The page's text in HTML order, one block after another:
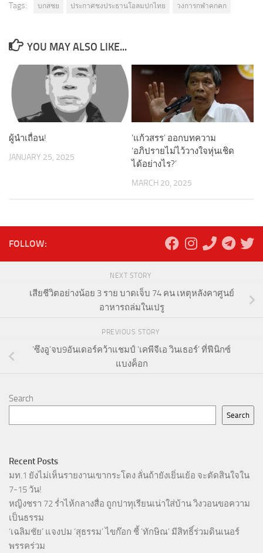
Tags: บกสชย ประกาศชงประธานโอลมปกไทย วงการกฬาคกคก
YOU MAY ALSO LIKE...
ผู้นำเถื่อน!
JANUARY 25, 2025
‘แก้วสรร’ ออกบทความ
‘อภิปรายไม่ไว้วางใจหุ่นเชิด
ได้อย่างไร?’
MARCH 20, 2025
FOLLOW:
NEXT STORY
เสียชีวิตอย่างน้อย 3 ราย บาดเจ็บ 74 คน เหตุหลังคาศูนย์
อาหารถล่มในเปรู
PREVIOUS STORY
‘ซึงอู’จบ9อันเดอร์คว้าแชมป์ ‘เคพีจีเอ วินเธอร์’ ที่ฟีนิกซ์
แบงค็อก
Search
Search
Recent Posts
มท.1 ยังไม่เห็นรายงานเขากระโดง ลั่นถ้ายังเยิ่นเย้อ จะตัดสินใจใน
7-15 วัน!
หญิงชรา 72 ร่ำไห้กลางสื่อ ถูกปาทุเรียนเน่าใส่บ้าน วิงวอนขอความ
เป็นธรรม
‘เฉลิมชัย’ แจงปม ‘สุธรรม’ ไขก๊อก ชี้ ‘ทักษิณ’ มีสิทธิ์ร่วมดินเนอร์
พรรคร่วม